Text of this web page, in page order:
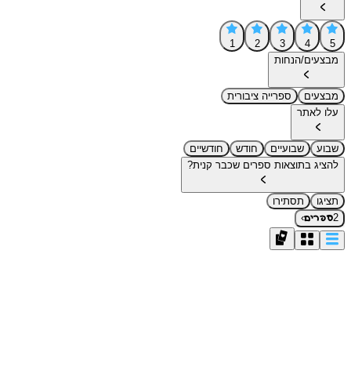
5
4
3
2
1
מבצעים/הנחות
מבצעים
ספרייה ציבורית
עלו לאתר
שבוע שבועיים חודש
חודשיים
להציג בתוצאות ספרים שכבר קנית?
תציגו
תסתירו
2ספרים›